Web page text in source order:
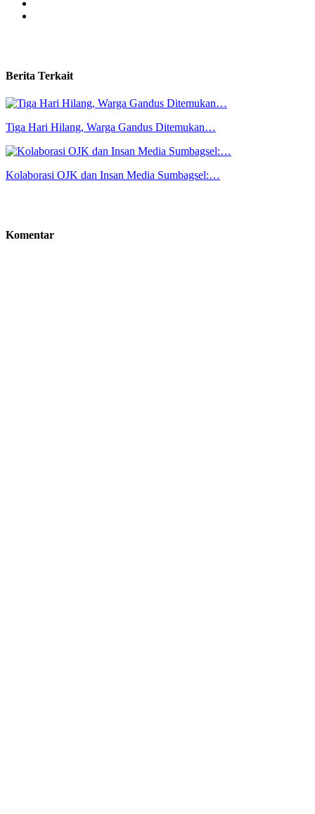
Berita Terkait
Tiga Hari Hilang, Warga Gandus Ditemukan…
Kolaborasi OJK dan Insan Media Sumbagsel:…
Komentar